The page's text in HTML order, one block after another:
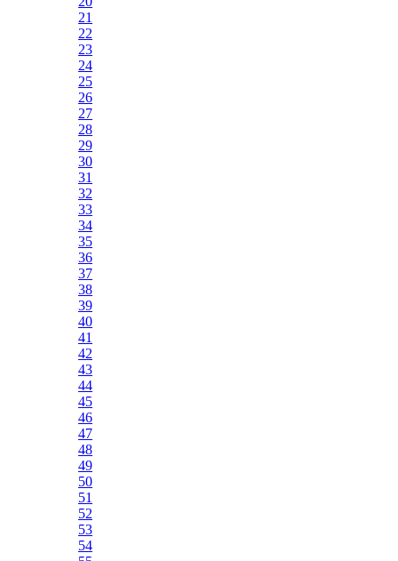
21
22
23
24
25
26
27
28
29
30
31
32
33
34
35
36
37
38
39
40
41
42
43
44
45
46
47
48
49
50
51
52
53
54